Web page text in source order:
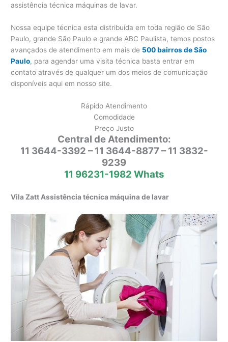
assistência técnica máquinas de lavar.
Nossa equipe técnica esta distribuída em toda região de São
Paulo, grande São Paulo e grande ABC Paulista, temos postos
avançados de atendimento em mais de 500 bairros de São
Paulo, para agendar uma visita técnica basta entrar em
contato através de qualquer um dos meios de comunicação
disponíveis aqui em nosso site.
Rápido Atendimento
Comodidade
Preço Justo
Central de Atendimento:
11 3644-3392 – 11 3644-8877 – 11 3832-
9239
11 96231-1982 Whats
Vila Zatt Assistência técnica máquina de lavar